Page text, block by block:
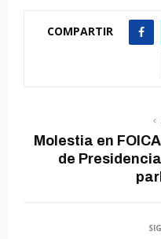
COMPARTIR
Molestia en
de